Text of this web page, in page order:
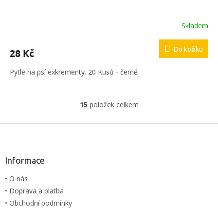
Skladem
28 Kč Do košíku
Pytle na psí exkrementy. 20 Kusů - černé
O
l
15 položek celkem
Informace
• O nás
• Doprava a platba
• Obchodní podmínky